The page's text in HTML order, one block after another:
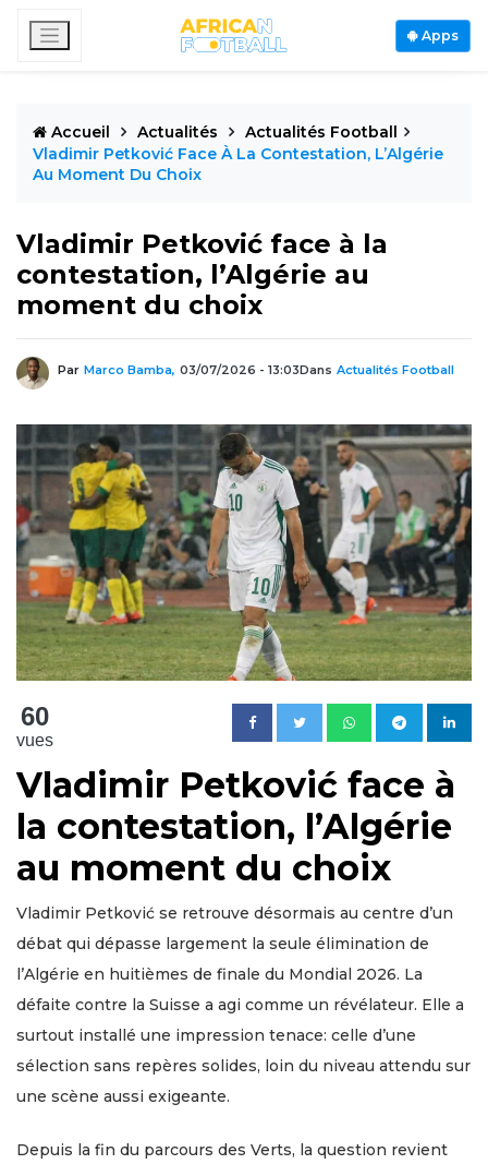
Apps
Accueil Actualités
Actualités Football
Vladimir Petković Face À La Contestation, L’Algérie
Au Moment Du Choix
Vladimir Petković face à la
contestation, l’Algérie au
moment du choix
Par Marco Bamba, 03/07/2026 - 13:03Dans Actualités Football
60
vues
Vladimir Petković face à
la contestation, l’Algérie
au moment du choix
Vladimir Petković se retrouve désormais au centre d’un
débat qui dépasse largement la seule élimination de
l’Algérie en huitièmes de finale du Mondial 2026. La
défaite contre la Suisse a agi comme un révélateur. Elle a
surtout installé une impression tenace: celle d’une
sélection sans repères solides, loin du niveau attendu sur
une scène aussi exigeante.
Depuis la fin du parcours des Verts, la question revient